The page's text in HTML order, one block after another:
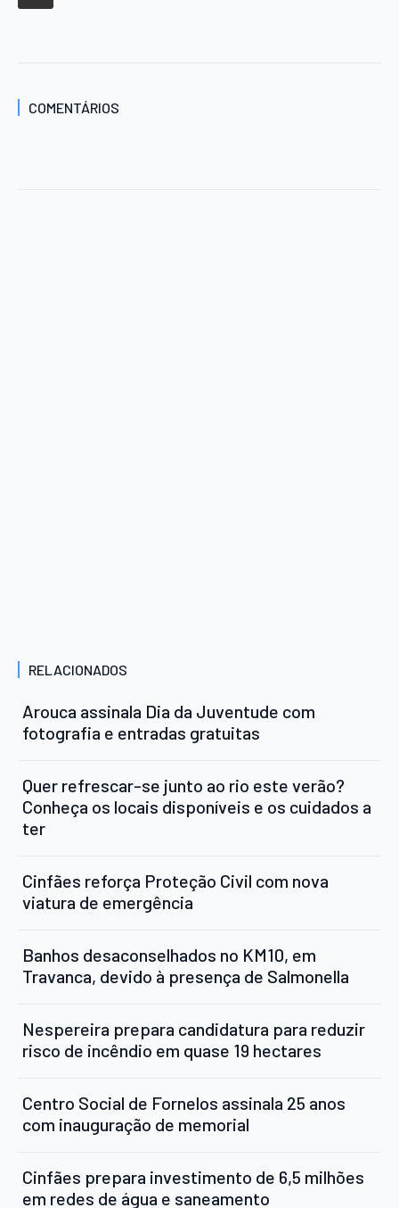
COMENTÁRIOS
RELACIONADOS
Arouca assinala Dia da Juventude com
fotografia e entradas gratuitas
Quer refrescar-se junto ao rio este verão?
Conheça os locais disponíveis e os cuidados a
ter
Cinfães reforça Proteção Civil com nova
viatura de emergência
Banhos desaconselhados no KM10, em
Travanca, devido à presença de Salmonella
Nespereira prepara candidatura para reduzir
risco de incêndio em quase 19 hectares
Centro Social de Fornelos assinala 25 anos
com inauguração de memorial
Cinfães prepara investimento de 6,5 milhões
em redes de água e saneamento